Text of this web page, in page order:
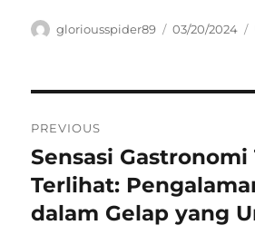
Author
gloriousspider89
Posted
03/20/2024
pos
PREVIOUS
Previous
post:
Sensasi Gastronomi
Terlihat:
dalam Gelap yang